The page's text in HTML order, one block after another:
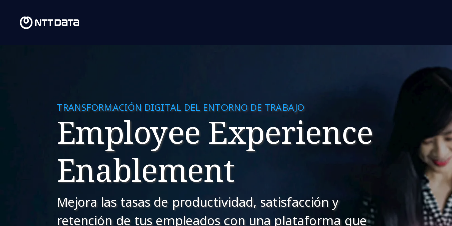
TRANSFORMACIÓN DIGITAL DEL ENTORNO DE TRABAJO
Employee Experience
Enablement
Mejora las tasas de productividad, satisfacción y
retención de tus empleados con una plataforma que